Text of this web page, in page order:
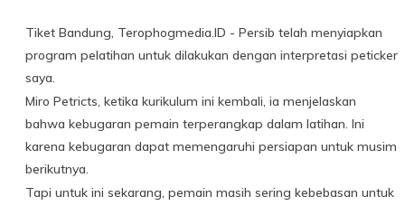
Tiket Bandung, Terophogmedia.ID - Persib telah menyiapkan
program pelatihan untuk dilakukan dengan interpretasi peticker
saya.
Miro Petricts, ketika kurikulum ini kembali, ia menjelaskan
bahwa kebugaran pemain terperangkap dalam latihan. Ini
karena kebugaran dapat memengaruhi persiapan untuk musim
berikutnya.
Tapi untuk ini sekarang, pemain masih sering kebebasan untuk